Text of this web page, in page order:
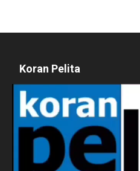
Koran Pelita
Pemutar
Video